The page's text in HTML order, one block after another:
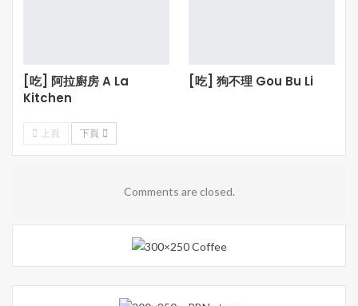
[吃] 阿拉廚房 A La
Kitchen
[吃] 狗不理 Gou Bu Li
上頁 下頁
Comments are closed.